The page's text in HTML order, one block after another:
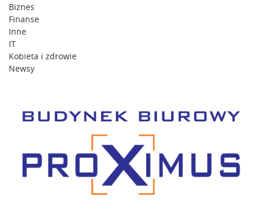
Biznes
Finanse
Inne
IT
Kobieta i zdrowie
Newsy